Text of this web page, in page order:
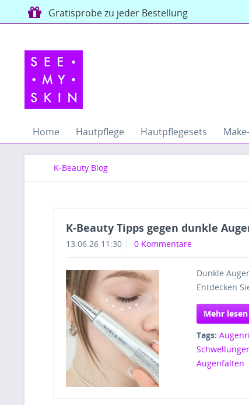
Gratisprobe zu jeder Bestellung
Home Hautpflege Hautpflegesets
K-Beauty Blog
K-Beauty Tipps gegen dunkle
13.06.26 11:30 0 Kommentare
Dunkle
Entdecken
Mehr lesen
Tags:
Augenfalten